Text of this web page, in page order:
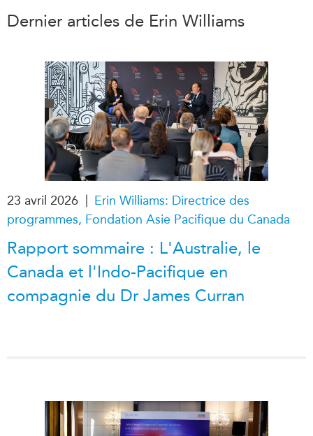
Attachés supérieurs de
ABLAC
ABAC
APEC
PECC
CSCAP
Partenaires institutionnels
Dernier articles de Erin Williams
23 avril 2026 | Erin Williams: Directrice des
programmes, Fondation Asie Pacifique du Canada
Rapport sommaire : L'Australie, le
Canada et l'Indo-Pacifique en
compagnie du Dr James Curran